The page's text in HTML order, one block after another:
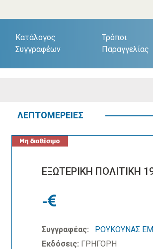
Κατάλογος
Συγγραφέων
Τρόποι
Παραγγελίας
ΛΕΠΤΟΜΕΡΕΙΕΣ
ΕΞΩΤΕΡΙΚΗ ΠΟΛΙΤΙΚΗ
-
Συγγραφέας:
ΡΟΥΚΟΥΝΑΣ
Εκδόσεις: ΓΡΗΓΟΡΗ